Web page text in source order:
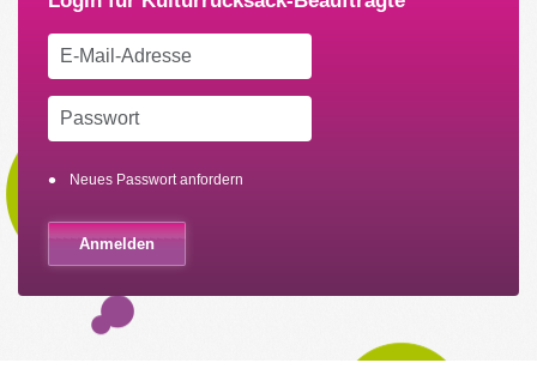
Neues Passwort anfordern